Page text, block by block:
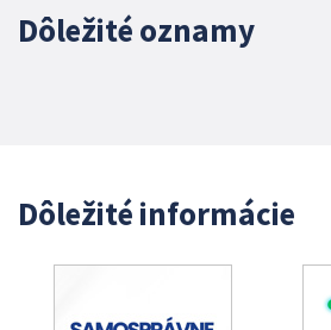
Dôležité oznamy
Dôležité informácie